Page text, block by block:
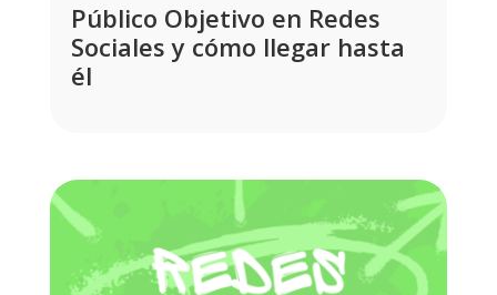
Público Objetivo en Redes
Sociales y cómo llegar hasta
él